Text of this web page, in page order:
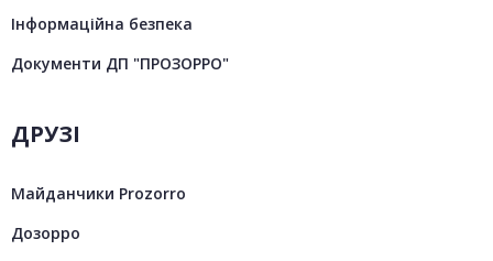
Інформаційна безпека
Документи ДП "ПРОЗОРРО"
ДРУЗІ
Майданчики Prozorro
Дозорро